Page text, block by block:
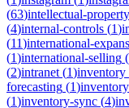
(63)intellectual-property
(4)internal-controls (1)
(11)international-
(1)international-selling (
(2)intranet (1)inventory
forecasting (1)
(1)inventory-sync (4)